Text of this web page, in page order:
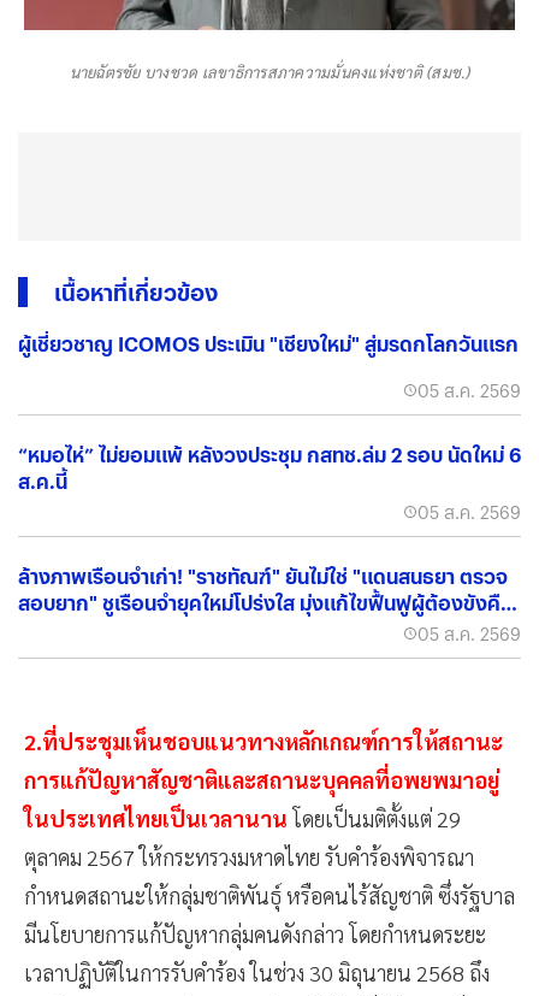
นายฉัตรชัย บางชวด เลขาธิการสภาความมั่นคงแห่งชาติ (สมช.)
เนื้อหาที่เกี่ยวข้อง
ผู้เชี่ยวชาญ ICOMOS ประเมิน "เชียงใหม่" สู่มรดกโลกวันแรก
05 ส.ค. 2569
“หมอไห่” ไม่ยอมแพ้ หลังวงประชุม กสทช.ล่ม 2 รอบ นัดใหม่ 6
ส.ค.นี้
05 ส.ค. 2569
ล้างภาพเรือนจำเก่า! "ราชทัณฑ์" ยันไม่ใช่ "แดนสนธยา ตรวจ
สอบยาก" ชูเรือนจำยุคใหม่โปร่งใส มุ่งแก้ไขฟื้นฟูผู้ต้องขังคืน
05 ส.ค. 2569
2.ที่ประชุมเห็นชอบแนวทางหลักเกณฑ์การให้สถานะ
การแก้ปัญหาสัญชาติและสถานะบุคคลที่อพยพมาอยู่
ในประเทศไทยเป็นเวลานานโดยเป็นมติตั้งแต่ 29
ตุลาคม 2567 ให้กระทรวงมหาดไทย รับคำร้องพิจารณา
กำหนดสถานะให้กลุ่มชาติพันธุ์ หรือคนไร้สัญชาติ ซึ่งรัฐบาล
มีนโยบายการแก้ปัญหากลุ่มคนดังกล่าว โดยกำหนดระยะ
เวลาปฏิบัติในการรับคำร้อง ในช่วง 30 มิถุนายน 2568 ถึง